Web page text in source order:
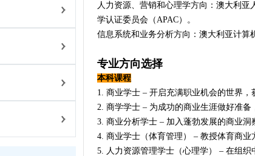
人力资源、营销和心理学方向：澳大利
学认证委员会（APAC）。
信息系统和业务分析方向：澳大利亚计算
专业方向选择
本科课程
1. 商业学士 – 开启充满职业机会的世界
2. 商学学士 – 为成功的商业生涯做好准备
3. 商业分析学士 – 加入蓬勃发展的商业洞
4. 商业学士（体育管理） – 教授体育商业
5. 人力资源管理学士（心理学） – 在组织